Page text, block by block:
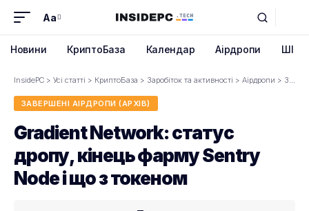
Font
Aa
Новини КриптоБаза Календар Аірдропи ШІ
InsidePC > Усі статті > КриптоБаза > Заробіток та активності > Аірдропи > Завершені аірдропи (архів)
ЗАВЕРШЕНІ АІРДРОПИ (АРХІВ)
Gradient Network: статус
дропу, кінець фарму Sentry
Node і що з токеном